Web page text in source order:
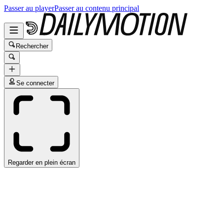
Passer au playerPasser au contenu principal
Rechercher
Se connecter
Regarder en plein écran